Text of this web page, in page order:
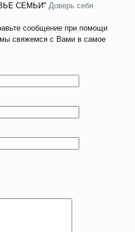
СЕМЬИ" Доверь себя
сообщение при помощи
свяжемся с Вами в самое